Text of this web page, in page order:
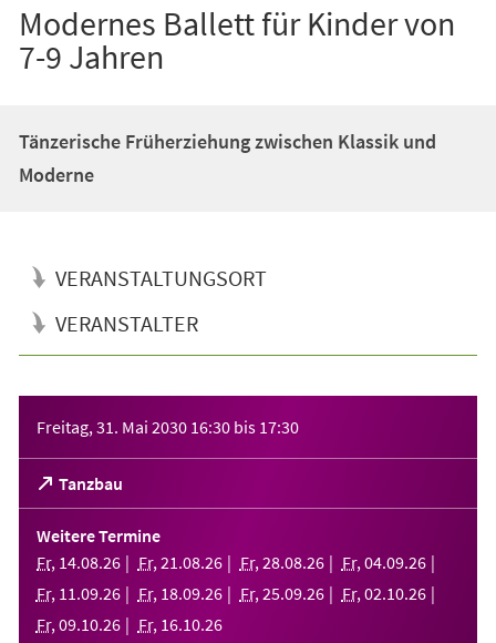
Modernes Ballett für Kinder von
7-9 Jahren
Tänzerische Früherziehung zwischen Klassik und
Moderne
VERANSTALTUNGSORT
VERANSTALTER
Freitag, 31. Mai 2030 16:30 bis 17:30
Tanzbau
(Öffnet
in
einem
neuen
Tab)
Weitere Termine
Fr, 14.08.26 Fr, 21 .08.26 Fr, 28.08.26 Fr, 04.09.26
Fr, 11 .09.26 Fr, 18.09.26 Fr, 25.09.26 Fr, 02.10.26
Fr, 09.10.26 Fr, 16.10.26